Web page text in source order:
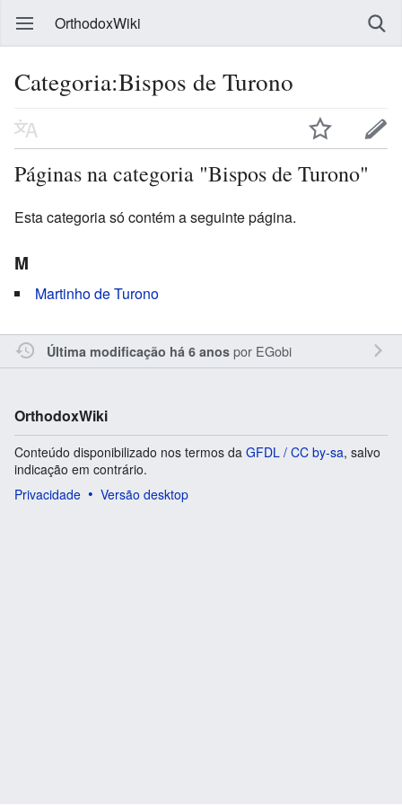
OrthodoxWiki
Categoria:Bispos de Turono
Páginas na categoria "Bispos de Turono"
Esta categoria só contém a seguinte página.
M
Martinho de Turono
Última modificação há 6 anospor EGobi
OrthodoxWiki
Conteúdo disponibilizado nos termos da GFDL / CC by-sa, salvo
indicação em contrário.
Privacidade
Versão desktop